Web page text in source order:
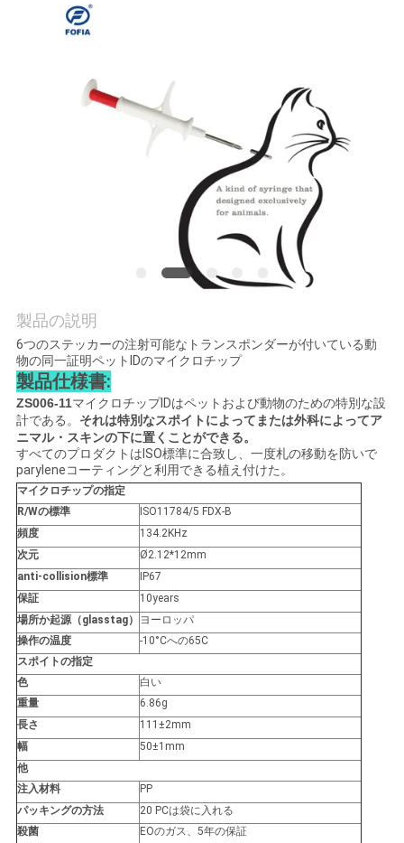
私
達
に
連
絡
し
な
さ
い
ニ
ュ
ー
ス
製品の説明
6つのステッカーの注射可能なトランスポンダーが付いている動
物の同一証明ペットIDのマイクロチップ
製品仕様書:
ZS006-11マイクロチップIDはペットおよび動物のための特別な設
計である。 それは特別なスポイトによってまたは外科によってア
ニマル・スキンの下に置くことができる。
すべてのプロダクトはISO標準に合致し、一度札の移動を防いで
paryleneコーティングと利用できる植え付けた。
マイクロチップの指定
R/Wの標準
ISO11784/5 FDX-B
頻度
134.2KHz
次元
Ø2.12*12mm
anti-collision標準
IP67
保証
10years
場所か起源（glasstag）
ヨーロッパ
操作の温度
-10°Cへの65C
スポイトの指定
色
白い
重量
6.86g
長さ
111±2mm
幅
50±1mm
他
注入材料
PP
パッキングの方法
20 PCは袋に入れる
殺菌
EOのガス、5年の保証